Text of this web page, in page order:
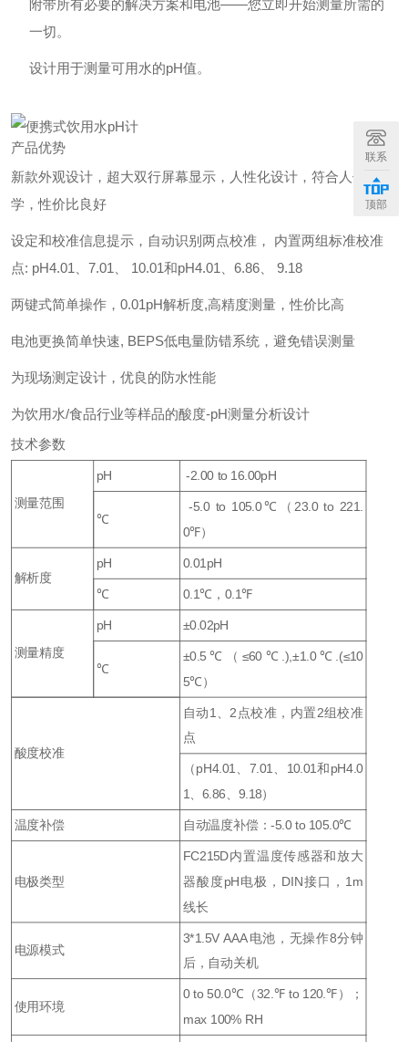
附带所有必要的解决方案和电池——您立即开始测量所需的
一切。
设计用于测量可用水的pH值。
产品优势
新款外观设计，超大双行屏幕显示，人性化设计，符合人体工
学，性价比良好
设定和校准信息提示，自动识别两点校准， 内置两组标准校准
点: pH4.01、7.01、 10.01和pH4.01、6.86、 9.18
两键式简单操作，0.01pH解析度,高精度测量，性价比高
电池更换简单快速, BEPS低电量防错系统，避免错误测量
为现场测定设计，优良的防水性能
为饮用水/食品行业等样品的酸度-pH测量分析设计
技术参数
测量范围
pH -2.00 to 16.00pH
℃
-5.0 to 105.0℃（23.0 to 221.
0℉）
解析度
pH 0.01pH
℃ 0.1℃，0.1℉
测量精度
pH ±0.02pH
℃
±0.5℃（≤60℃.),±1.0℃.(≤10
5℃）
酸度校准
自动1、2点校准，内置2组校准
点
（pH4.01、7.01、10.01和pH4.0
1、6.86、9.18）
温度补偿 自动温度补偿：-5.0 to 105.0℃
电极类型
FC215D内置温度传感器和放大
器酸度pH电极，DIN接口，1m
线长
电源模式
3*1.5V AAA电池，无操作8分钟
后，自动关机
使用环境
0 to 50.0℃（32.℉ to 120.℉）；
max 100% RH
联系
顶部